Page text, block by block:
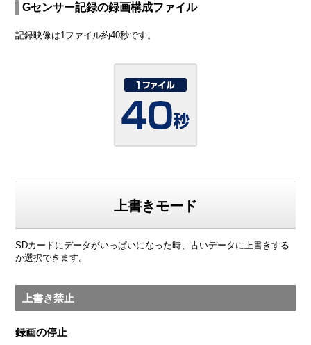
Gセンサー記録の録画構成ファイル
記録映像は1ファイル約40秒です。
上書きモード
SDカードにデータがいっぱいになった時、古いデータに上書きする
か選択できます。
上書き禁止
録画の停止